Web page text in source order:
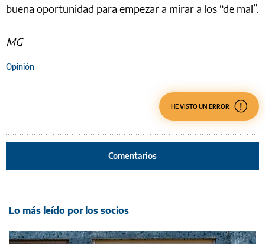
buena oportunidad para empezar a mirar a los “de mal”.
MG
Opinión
HE VISTO UN ERROR
Comentarios
Lo más leído por los socios